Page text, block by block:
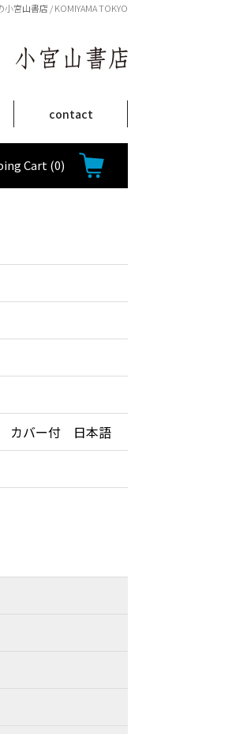
宮山書店 / KOMIYAMA TOKYO
る表示
ー
contact
Cart (0)
カバー付 日本語